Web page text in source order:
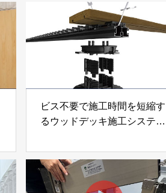
ビス不要で施工時間を短縮す
るウッドデッキ施工システム
JAPAN